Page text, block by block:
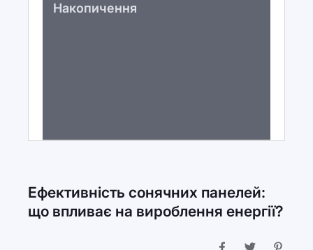
Накопичення
Ефективність сонячних панелей:
що впливає на вироблення енергії?